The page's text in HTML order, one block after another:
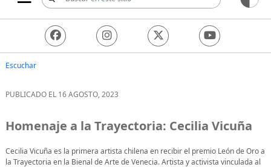
Escuchar
PUBLICADO EL 16 AGOSTO, 2023
Homenaje a la Trayectoria: Cecilia Vicuña
Cecilia Vicuña es la primera artista chilena en recibir el premio León de Oro a
la Trayectoria en la Bienal de Arte de Venecia. Artista y activista vinculada al